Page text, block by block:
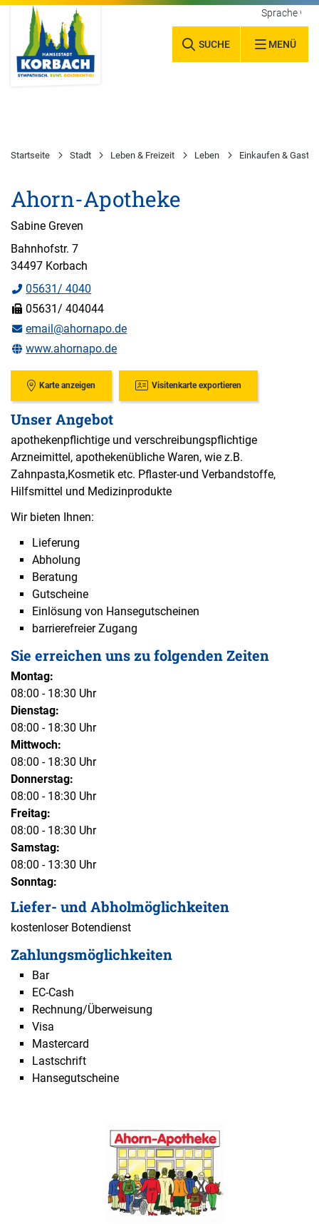
SUCHE MENÜ
Sprache
Startseite Stadt Leben & Freizeit Leben Einkaufen &
Ahorn-Apotheke
Sabine Greven
Bahnhofstr. 7
34497 Korbach
05631/ 4040
05631/ 404044
email@ahornapo.de
www.ahornapo.de
Karte anzeigen Visitenkarte exportieren
Unser Angebot
apothekenpflichtige und verschreibungspflichtige
Arzneimittel, apothekenübliche Waren, wie z.B.
Zahnpasta,Kosmetik etc. Pflaster-und Verbandstoffe,
Hilfsmittel und Medizinprodukte
Wir bieten Ihnen:
Lieferung
Abholung
Beratung
Gutscheine
Einlösung von Hansegutscheinen
barrierefreier Zugang
Sie erreichen uns zu folgenden Zeiten
Montag:
08:00 - 18:30 Uhr
Dienstag:
08:00 - 18:30 Uhr
Mittwoch:
08:00 - 18:30 Uhr
Donnerstag:
08:00 - 18:30 Uhr
Freitag:
08:00 - 18:30 Uhr
Samstag:
08:00 - 13:30 Uhr
Sonntag:
Liefer- und Abholmöglichkeiten
kostenloser Botendienst
Zahlungsmöglichkeiten
Bar
EC-Cash
Rechnung/Überweisung
Visa
Mastercard
Lastschrift
Hansegutscheine